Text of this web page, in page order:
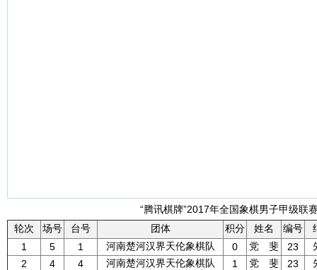
“腾讯棋牌”2017年全国象棋男子甲级联
轮次
场号 台号 团体 积分 姓名 编号
1
5 1 河南楚河汉界天伦象棋队 0 党 斐 23
2
4 4 河南楚河汉界天伦象棋队 1 党 斐 23